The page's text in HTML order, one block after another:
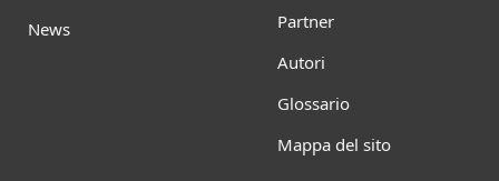
News
Partner
Autori
Glossario
Mappa del sito